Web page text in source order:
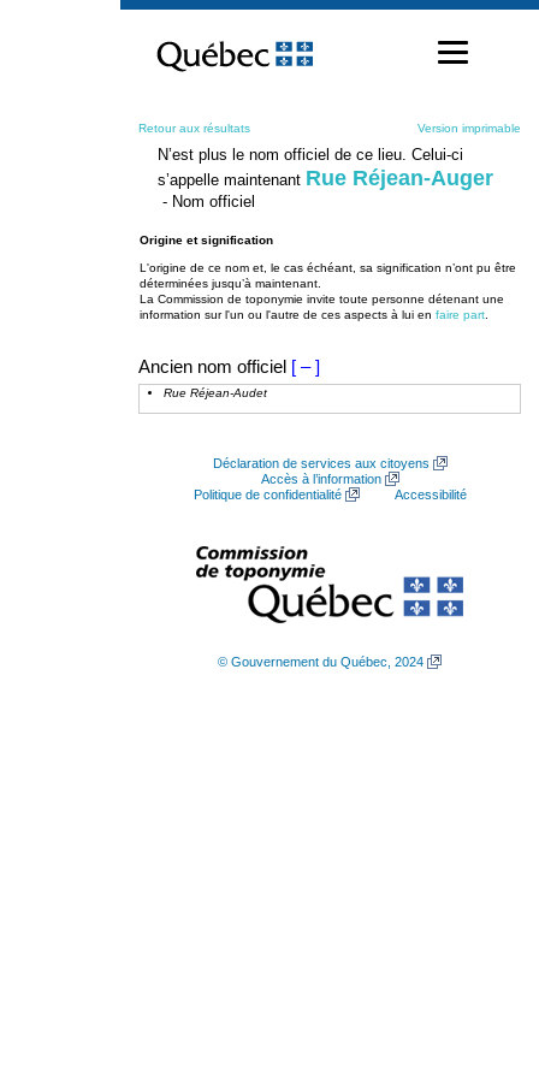
contenu
Retour aux résultats Version imprimable
N’est plus le nom officiel de ce lieu. Celui-ci
s’appelle maintenant Rue Réjean-Auger
- Nom officiel
Origine et signification
L'origine de ce nom et, le cas échéant, sa signification n’ont pu être
déterminées jusqu’à maintenant.
La Commission de toponymie invite toute personne détenant une
information sur l'un ou l'autre de ces aspects à lui en faire part
Ancien nom officiel [ – ]
Rue Réjean-Audet
Déclaration de services aux citoyens
Accès à l’information
Politique de confidentialité
Accessibilité
© Gouvernement du Québec, 2024